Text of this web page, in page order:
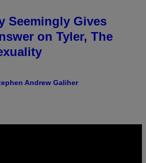
Seemingly Gives
on Tyler, The
Andrew Galiher